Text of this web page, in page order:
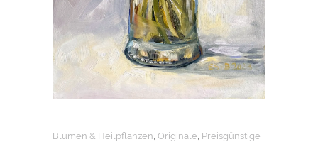
Blumen & Heilpflanzen, Originale, Preisgünstige